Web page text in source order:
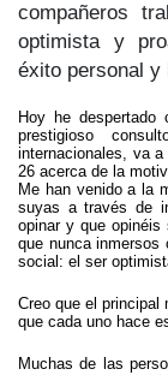
compañeros
optimista y
éxito personal y
Hoy he
prestigioso
internacionales, va
26 acerca de la
Me han venido a la
suyas a través de
opinar y que
que nunca
social: el ser
Creo que el principal
que cada uno hace
Muchas de las